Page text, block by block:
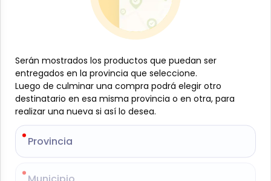
Galleta Dulce cremada vainilla, 408 g
(12 u) Redonditas
B-JAM-001-1561
$265
Especificaciones
- +
Serán mostrados los productos que puedan ser
entregados en la provincia que seleccione.
Luego de culminar una compra podrá elegir otro
destinatario en esa misma provincia o en otra, para
realizar una nueva si así lo desea.
Provincia
Serán mostrados los productos que puedan ser
entregados en la provincia que seleccione.
Luego de culminar una compra podrá elegir otro
destinatario en esa misma provincia o en otra, para
realizar una nueva si así lo desea.
Provincia